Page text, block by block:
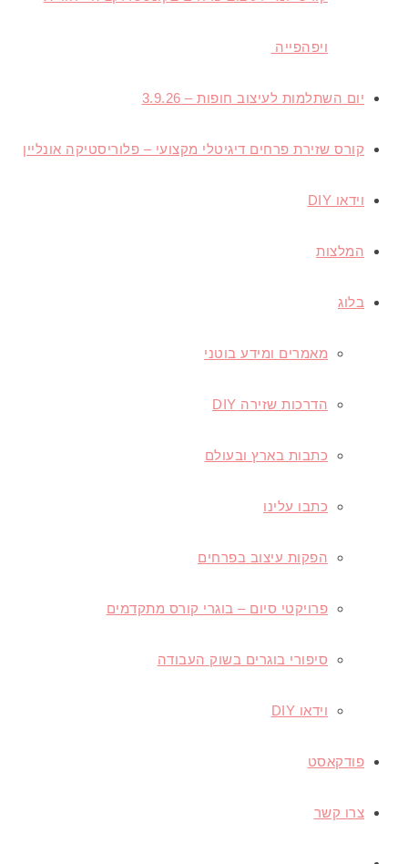
ויפהפייה ​
יום השתלמות לעיצוב חופות – 3.9.26
קורס שזירת פרחים דיגיטלי מקצועי – פלוריסטיקה אונליין
וידאו DIY
המלצות
בלוג
מאמרים ומידע בוטני
הדרכות שזירה DIY
כתבות בארץ ובעולם
כתבו עלינו
הפקות עיצוב בפרחים
פרויקטי סיום – בוגרי קורס מתקדמים
סיפורי בוגרים בשוק העבודה
וידאו DIY
פודקאסט
צרו קשר